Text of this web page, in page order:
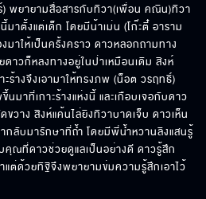
ำก็มีเครื่องบิน
สวยสดใส เหมือนอยู่ใน ทุ่งลาเวนเดอร์
พยายามสื่อสารกับทิวา(เพื่อน คณิน)ทิวา
าตั้งแต่เด็ก โดยมีน้าเม่น (โก๊ะตี๋ อาราม
งมาให้เป็นครั้งคราว ดาวหลอกถามทาง
าวก็หลงทางอยู่ในป่าเหมือนเดิม สิงห์
ะร้างจึงเอามาให้ทรงภพ (น็อต วรฤทธิ์)
มาที่เกาะร้างแห่งนี้ และเกือบเจอกับดาว
ขวาง สิงห์แค้นไล่ยิงทิวาบาดเจ็บ ดาวเห็น
ลับมารักษาที่ถ้ำ โดยมีพี่น้ำหวานลิงแสนรู้
ณที่ดาวช่วยดูแลเป็นอย่างดี ดาวรู้สึก
ต่ด้วยทิฐิจึงพยายามข่มความรู้สึกเอาไว้